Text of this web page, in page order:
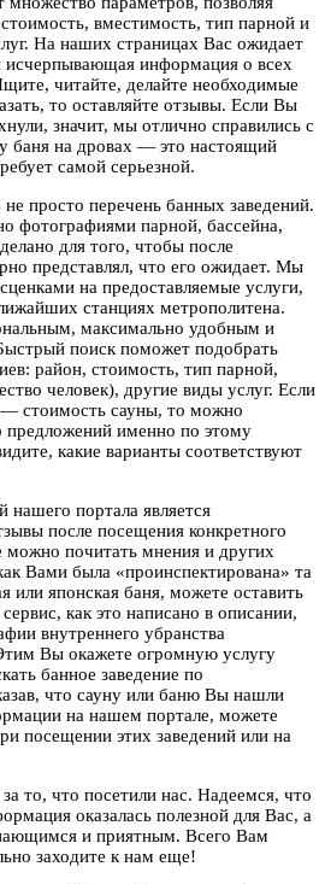
вместимость, тип парной и
На наших страницах Вас ожидает
исчерпывающая информация о всех
читайте, делайте необходимые
то оставляйте отзывы. Если Вы
значит, мы отлично справились с
баня на дровах — это настоящий
самой серьезной.
просто перечень банных заведений.
фотографиями парной, бассейна,
для того, чтобы после
представлял, что его ожидает. Мы
на предоставляемые услуги,
станциях метрополитена.
максимально удобным и
поиск поможет подобрать
район, стоимость, тип парной,
человек), другие виды услуг. Если
— стоимость сауны, то можно
предложений именно по этому
какие варианты соответствуют
портала является
после посещения конкретного
можно почитать мнения и других
Вами была «проинспектирована» та
или японская баня, можете оставить
как это написано в описании,
внутреннего убранства
Вы окажете огромную услугу
банное заведение по
что сауну или баню Вы нашли
на нашем портале, можете
посещении этих заведений или на
то, что посетили нас. Надеемся, что
оказалась полезной для Вас, а
и приятным. Всего Вам
заходите к нам еще!